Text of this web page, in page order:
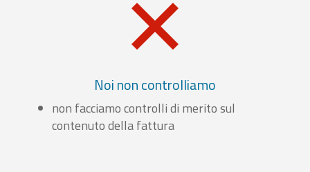
Noi non controlliamo
non facciamo controlli di merito sul
contenuto della fattura